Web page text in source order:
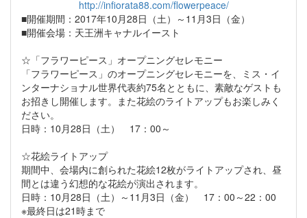
http://infiorata88.com/flowerpeace/
■開催期間：2017年10月28日（土）～11月3日（金）
■開催会場：天王洲キャナルイースト
☆「フラワーピース」オープニングセレモニー
「フラワーピース」のオープニングセレモニーを、ミス・イ
ンターナショナル世界代表約75名とともに、素敵なゲストも
お招きし開催します。また花絵のライトアップもお楽しみく
ださい。
日時：10月28日（土） 17：00～
☆花絵ライトアップ
期間中、会場内に創られた花絵12枚がライトアップされ、昼
間とは違う幻想的な花絵が演出されます。
日時：10月28日（土）～11月3日（金） 17：00～22：00
※最終日は21時まで